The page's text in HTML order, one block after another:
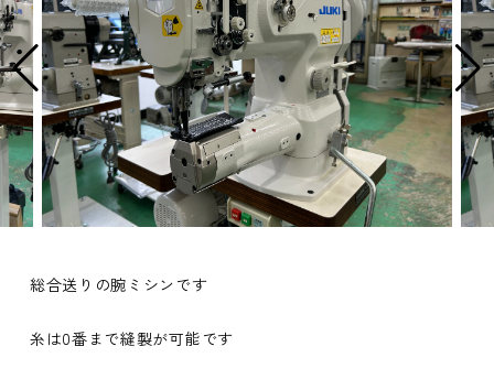
総合送りの腕ミシンです
糸は0番まで縫製が可能です